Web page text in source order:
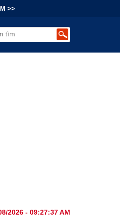
>>
2026 - 09:27:39 AM
"6 lần chọn sai nhánh công nghệ"